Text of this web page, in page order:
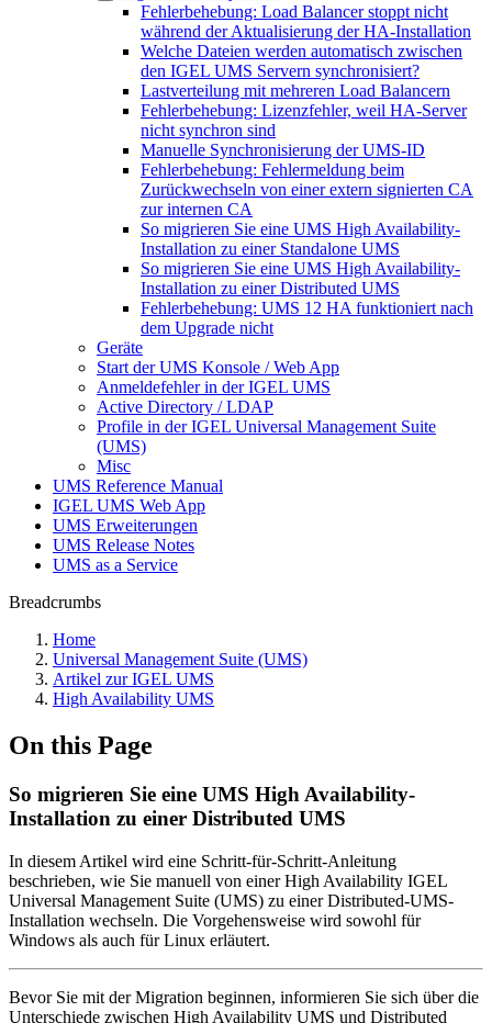
Fehlerbehebung: Load Balancer stoppt nicht
während der Aktualisierung der HA-Installation
Welche Dateien werden automatisch zwischen
den IGEL UMS Servern synchronisiert?
Lastverteilung mit mehreren Load Balancern
Fehlerbehebung: Lizenzfehler, weil HA-Server
nicht synchron sind
Manuelle Synchronisierung der UMS-ID
Fehlerbehebung: Fehlermeldung beim
Zurückwechseln von einer extern signierten CA
zur internen CA
So migrieren Sie eine UMS High Availability-
Installation zu einer Standalone UMS
So migrieren Sie eine UMS High Availability-
Installation zu einer Distributed UMS
Fehlerbehebung: UMS 12 HA funktioniert nach
dem Upgrade nicht
Geräte
Start der UMS Konsole / Web App
Anmeldefehler in der IGEL UMS
Active Directory / LDAP
Profile in der IGEL Universal Management Suite
(UMS)
Misc
UMS Reference Manual
IGEL UMS Web App
UMS Erweiterungen
UMS Release Notes
UMS as a Service
Breadcrumbs
Home
Universal Management Suite (UMS)
Artikel zur IGEL UMS
High Availability UMS
On this Page
So migrieren Sie eine UMS High Availability-
Installation zu einer Distributed UMS
In diesem Artikel wird eine Schritt-für-Schritt-Anleitung
beschrieben, wie Sie manuell von einer High Availability IGEL
Universal Management Suite (UMS) zu einer Distributed-UMS-
Installation wechseln. Die Vorgehensweise wird sowohl für
Windows als auch für Linux erläutert.
Bevor Sie mit der Migration beginnen, informieren Sie sich über die
Unterschiede zwischen High Availability UMS und Distributed